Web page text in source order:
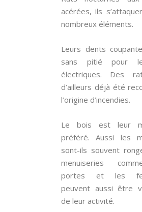
acérées, ils
nombreux éléments.
Leurs dents
sans pitié pour
électriques. Des
d’ailleurs déjà été
l’origine d’incendies.
Le bois est leur
préféré. Aussi les
sont-ils souvent
menuiseries
portes et les
peuvent aussi être
de leur activité.